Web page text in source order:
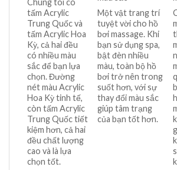
tấm Acrylic
Trung Quốc và
tấm Acrylic Hoa
Kỳ, cả hai đều
có nhiều màu
sắc để bạn lựa
chọn. Đường
nét màu Acrylic
Hoa Kỳ tinh tế,
còn tấm Acrylic
Trung Quốc tiết
kiệm hơn, cả hai
đều chất lượng
cao và là lựa
chọn tốt.
Một vật trang trí
tuyệt vời cho hồ
bơi massage. Khi
bạn sử dụng spa,
bật đèn nhiều
màu, toàn bộ hồ
bơi trở nên trong
suốt hơn, với sự
thay đổi màu sắc
giúp tâm trạng
của bạn tốt hơn.